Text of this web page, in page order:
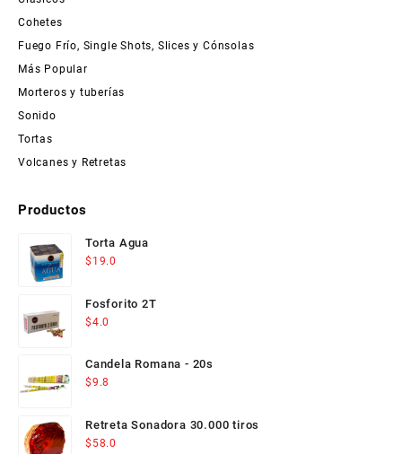
Cohetes
Fuego Frío, Single Shots, Slices y Cónsolas
Más Popular
Morteros y tuberías
Sonido
Tortas
Volcanes y Retretas
Productos
Torta Agua
$ 19.0
Fosforito 2T
$4.0
Candela Romana - 20s
$9.8
Retreta Sonadora 30.000 tiros
$ 58.0